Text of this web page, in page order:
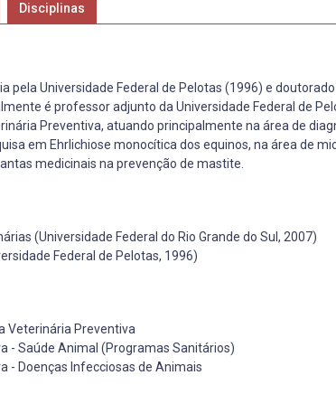
Disciplinas
pela Universidade Federal de Pelotas (1996) e
é professor adjunto da Universidade Federal de
Preventiva, atuando principalmente na área de
em Ehrlichiose monocítica dos equinos, na área de
medicinais na prevenção de mastite.
(Universidade Federal do Rio Grande do Sul, 2007)
Federal de Pelotas, 1996)
Veterinária Preventiva
- Saúde Animal (Programas Sanitários)
- Doenças Infecciosas de Animais